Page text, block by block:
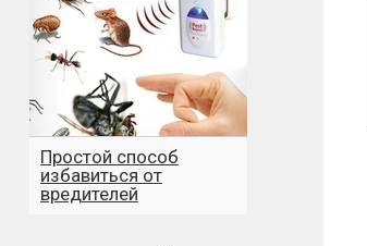
Простой способ
избавиться от
вредителей